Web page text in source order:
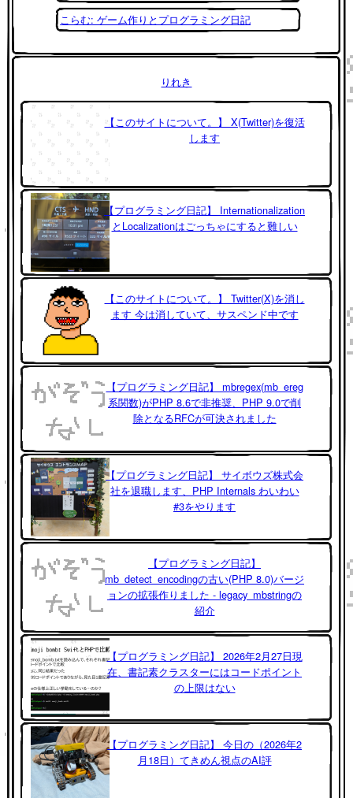
こらむ: ゲーム作りとプログラミング日記
りれき
【このサイトについて。】 X(Twitter)を復活
します
【プログラミング日記】 Internationalization
とLocalizationはごっちゃにすると難しい
【このサイトについて。】 Twitter(X)を消し
ます 今は消していて、サスペンド中です
【プログラミング日記】 mbregex(mb_ereg
系関数)がPHP 8.6で非推奨、PHP 9.0で削
除となるRFCが可決されました
【プログラミング日記】 サイボウズ株式会
社を退職します、PHP Internals わいわい
#3をやります
【プログラミング日記】
mb_detect_encodingの古い(PHP 8.0)バージ
ョンの拡張作りました - legacy_mbstringの
紹介
【プログラミング日記】 2026年2月27日現
在、書記素クラスターにはコードポイント
の上限はない
【プログラミング日記】 今日の（2026年2
月18日）てきめん視点のAI評